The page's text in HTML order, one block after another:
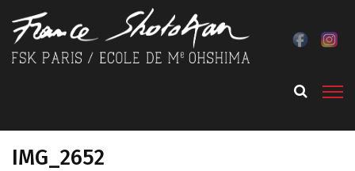
IMG_2652